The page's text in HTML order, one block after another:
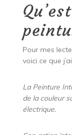
Pour mes
voici ce que
La Peinture
de la couleur
électrique.